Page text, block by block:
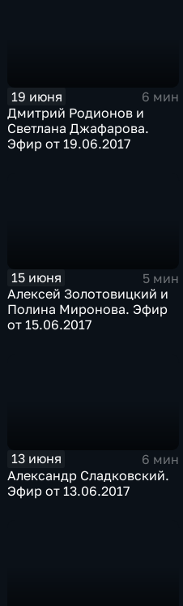
19 июня
6 мин
Дмитрий Родионов и
Светлана Джафарова.
Эфир от 19.06.2017
15 июня
5 мин
Алексей Золотовицкий и
Полина Миронова. Эфир
от 15.06.2017
13 июня
6 мин
Александр Сладковский.
Эфир от 13.06.2017